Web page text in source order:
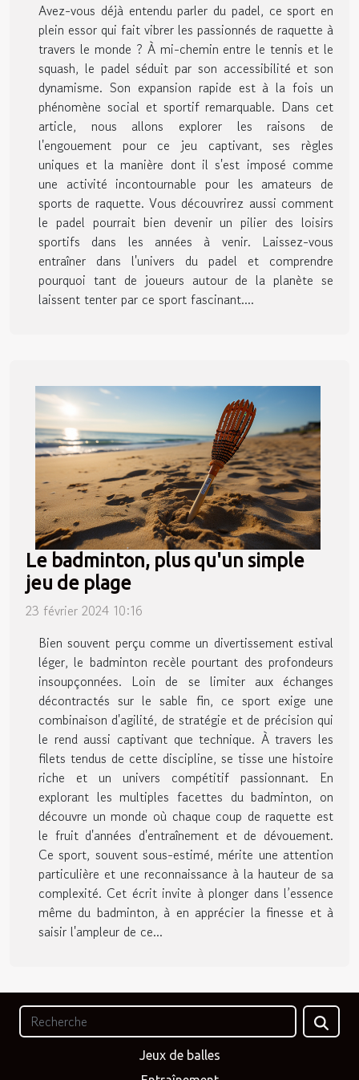
Avez-vous déjà entendu parler du padel, ce sport en
plein essor qui fait vibrer les passionnés de raquette à
travers le monde ? À mi-chemin entre le tennis et le
squash, le padel séduit par son accessibilité et son
dynamisme. Son expansion rapide est à la fois un
phénomène social et sportif remarquable. Dans cet
article, nous allons explorer les raisons de
l'engouement pour ce jeu captivant, ses règles
uniques et la manière dont il s'est imposé comme
une activité incontournable pour les amateurs de
sports de raquette. Vous découvrirez aussi comment
le padel pourrait bien devenir un pilier des loisirs
sportifs dans les années à venir. Laissez-vous
entraîner dans l'univers du padel et comprendre
pourquoi tant de joueurs autour de la planète se
laissent tenter par ce sport fascinant....
Le badminton, plus qu'un simple
jeu de plage
23 février 2024 10:16
Bien souvent perçu comme un divertissement estival
léger, le badminton recèle pourtant des profondeurs
insoupçonnées. Loin de se limiter aux échanges
décontractés sur le sable fin, ce sport exige une
combinaison d'agilité, de stratégie et de précision qui
le rend aussi captivant que technique. À travers les
filets tendus de cette discipline, se tisse une histoire
riche et un univers compétitif passionnant. En
explorant les multiples facettes du badminton, on
découvre un monde où chaque coup de raquette est
le fruit d'années d'entraînement et de dévouement.
Ce sport, souvent sous-estimé, mérite une attention
particulière et une reconnaissance à la hauteur de sa
complexité. Cet écrit invite à plonger dans l’essence
même du badminton, à en apprécier la finesse et à
saisir l'ampleur de ce...
Jeux de balles